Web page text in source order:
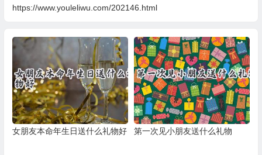
https://www.youleliwu.com/202146.html
女朋友本命年生日送什么礼物好 第一次见小朋友送什么礼物